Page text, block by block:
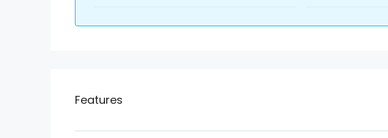
Features